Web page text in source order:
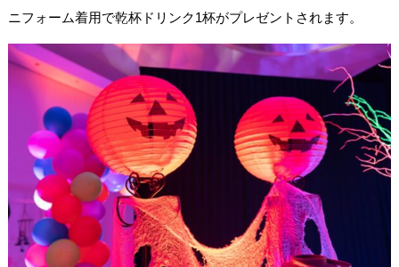
ニフォーム着用で乾杯ドリンク1杯がプレゼントされます。